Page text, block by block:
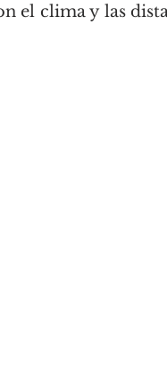
el clima y las